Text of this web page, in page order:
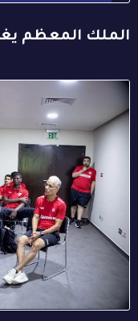
الملك المعظم